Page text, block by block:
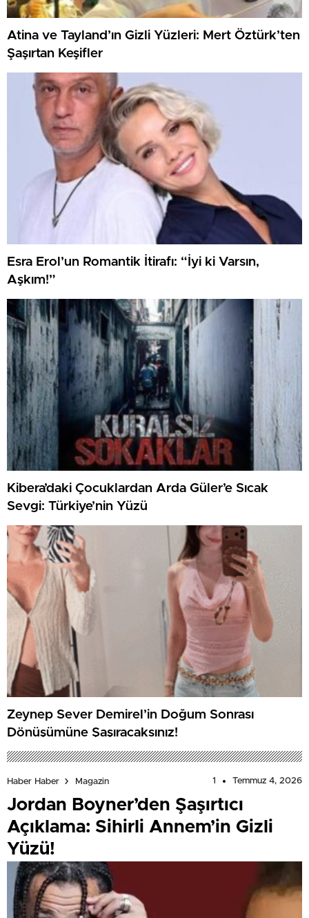
Atina ve Tayland’ın Gizli Yüzleri: Mert Öztürk’ten
Şaşırtan Keşifler
Esra Erol’un Romantik İtirafı: “İyi ki Varsın,
Aşkım!”
Kibera’daki Çocuklardan Arda Güler’e Sıcak
Sevgi: Türkiye’nin Yüzü
Zeynep Sever Demirel’in Doğum Sonrası
Dönüşümüne Şaşıracaksınız!
Haber Haber Magazin 1 Temmuz 4, 2026
Jordan Boyner’den Şaşırtıcı
Açıklama: Sihirli Annem’in Gizli
Yüzü!